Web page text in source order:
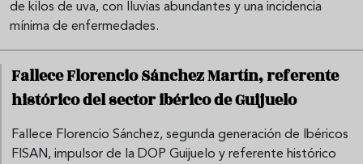
de kilos de uva, con lluvias abundantes y una incidencia
mínima de enfermedades.
Fallece Florencio Sánchez Martín, referente
histórico del sector ibérico de Guijuelo
Fallece Florencio Sánchez, segunda generación de Ibéricos
FISAN, impulsor de la DOP Guijuelo y referente histórico